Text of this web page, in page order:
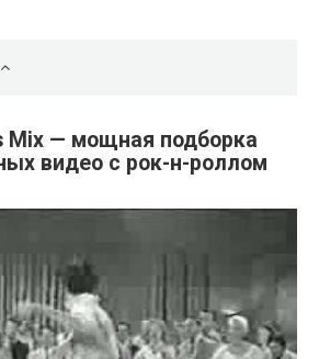
Mix — мощная подборка
видео с рок-н-роллом